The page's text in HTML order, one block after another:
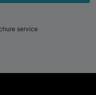
service